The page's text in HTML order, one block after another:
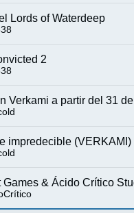
Lords of Waterdeep
2
Verkami a partir del 31
impredecible (VERKAMI)
Games & Ácido Crítico